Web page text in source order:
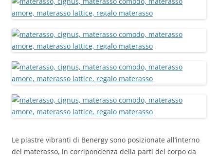
Le piastre vibranti di Benergy sono posizionate all’interno
del materasso, in corripondenza della parti del corpo da